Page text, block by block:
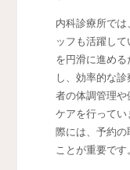
内科診療所で
ッフも活躍し
を円滑に進め
し、効率的な
者の体調管理
ケアを行って
際には、予約
ことが重要です。